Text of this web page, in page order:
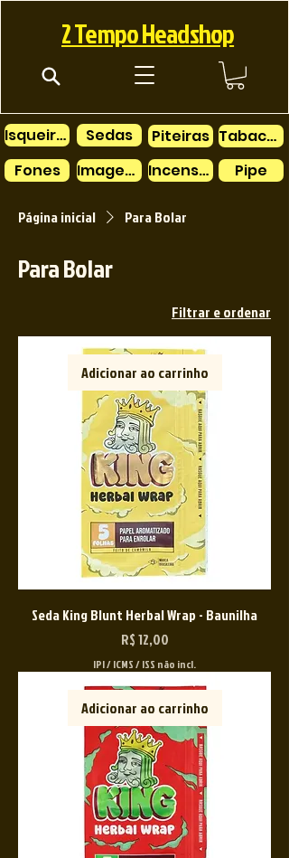
2 Tempo Headshop
Isqueiros
Fones
Sedas
Imagens
Piteiras
Tabacos
Incensos
Pipe
Página inicial Para Bolar
Para Bolar
Filtrar e ordenar
Adicionar ao carrinho
Seda King Blunt Herbal Wrap - Baunilha
Preço
R$ 12,00
IPI / ICMS / ISS não incl.
Adicionar ao carrinho